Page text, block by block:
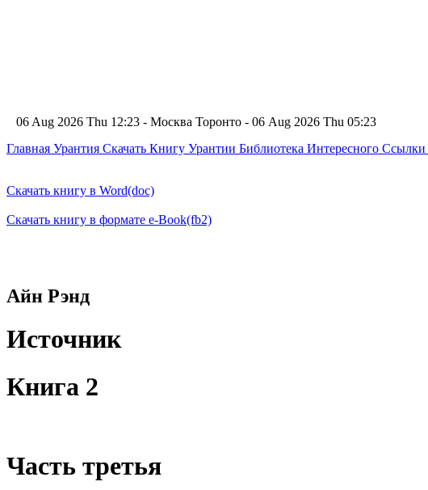
06 Aug 2026 Thu 12:23 - Москва Торонто - 06 Aug 2026 Thu 05:23
Главная Урантия Скачать Книгу Урантии Библиотека Интересного Ссылки
Скачать книгу в Word(doc)
Скачать книгу в формате e-Book(fb2)
Айн Рэнд
Источник
Книга 2
Часть третья